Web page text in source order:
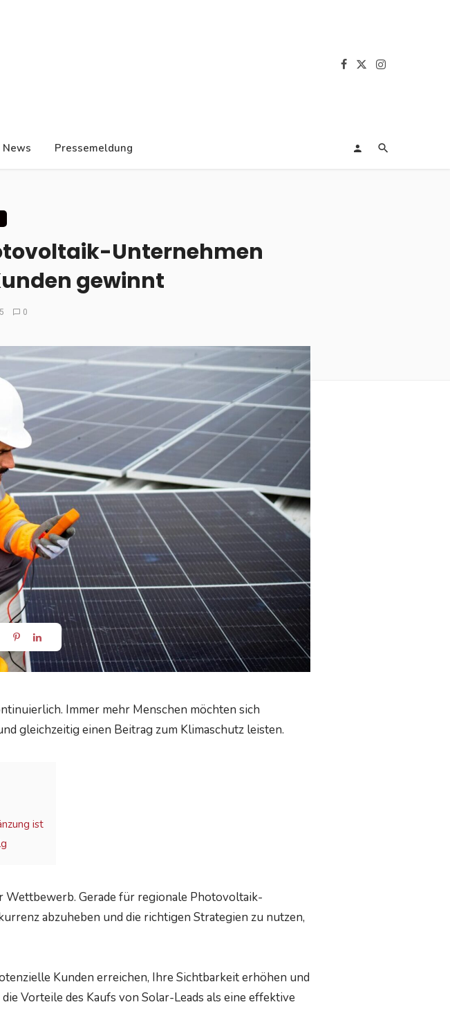
News Pressemeldung
Unternehmen
gewinnt
0
Immer mehr Menschen möchten sich
gleichzeitig einen Beitrag zum Klimaschutz leisten.
ist
Wettbewerb. Gerade für regionale Photovoltaik-
abzuheben und die richtigen Strategien zu nutzen,
Kunden erreichen, Ihre Sichtbarkeit erhöhen und
Vorteile des Kaufs von Solar-Leads als eine effektive